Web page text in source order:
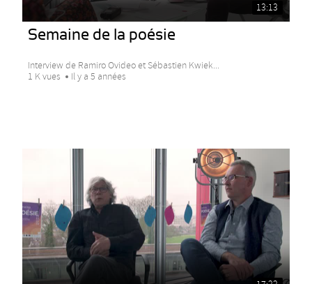
13:13
Semaine de la poésie
Interview de Ramiro Ovideo et Sébastien Kwiek...
1 K vues
Il y a 5 années